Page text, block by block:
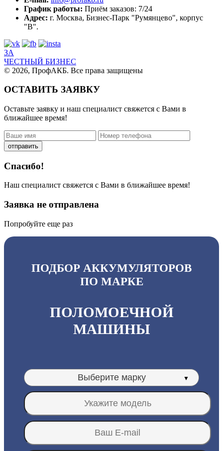
График работы: Приём заказов: 7/24
Адрес: г. Москва, Бизнес-Парк "Румянцево", корпус
"В".
ЗА
ЧЕСТНЫЙ БИЗНЕС
© 2026, ПрофАКБ. Все права защищены
ОСТАВИТЬ ЗАЯВКУ
Оставьте заявку и наш специалист свяжется с Вами в
ближайшее время!
отправить
Спасибо!
Наш специалист свяжется с Вами в ближайшее время!
Заявка не отправлена
Попробуйте еще раз
ПОДБОР АККУМУЛЯТОРОВ
ПО МАРКЕ
ПОЛОМОЕЧНОЙ
МАШИНЫ